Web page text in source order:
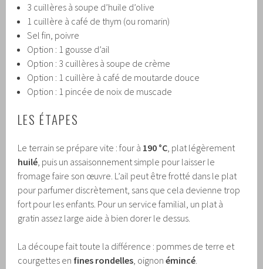
3 cuillères à soupe d’huile d’olive
1 cuillère à café de thym (ou romarin)
Sel fin, poivre
Option : 1 gousse d’ail
Option : 3 cuillères à soupe de crème
Option : 1 cuillère à café de moutarde douce
Option : 1 pincée de noix de muscade
LES ÉTAPES
Le terrain se prépare vite : four à 190 °C , plat légèrement
huilé , puis un assaisonnement simple pour laisser le
fromage faire son œuvre. L’ail peut être frotté dans le plat
pour parfumer discrètement, sans que cela devienne trop
fort pour les enfants. Pour un service familial, un plat à
gratin assez large aide à bien dorer le dessus.
La découpe fait toute la différence : pommes de terre et
courgettes en fines rondelles , oignonémincé